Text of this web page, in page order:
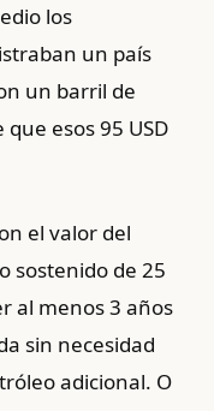
los
un país
un barril de
esos 95 USD
el valor del
sostenido de 25
al menos 3 años
sin necesidad
adicional. O